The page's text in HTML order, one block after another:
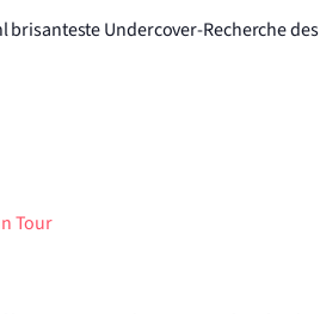
Undercover-Recherche des
Tour